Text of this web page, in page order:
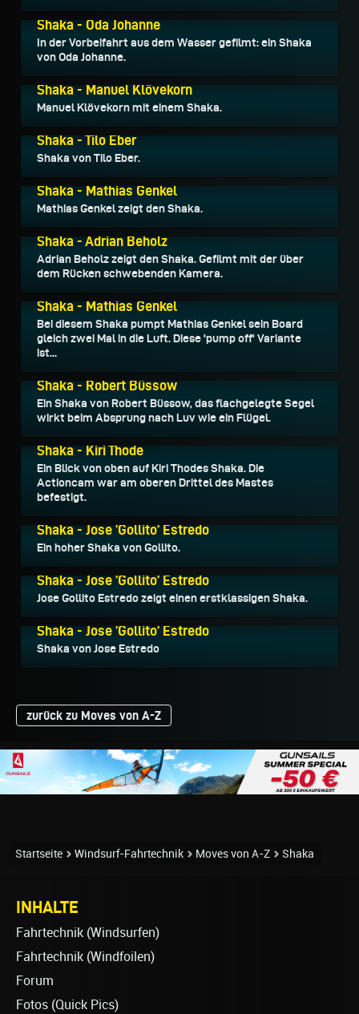
Shaka - Oda Johanne
In der Vorbeifahrt aus dem Wasser gefilmt: ein Shaka
von Oda Johanne.
Shaka - Manuel Klövekorn
Manuel Klövekorn mit einem Shaka.
Shaka - Tilo Eber
Shaka von Tilo Eber.
Shaka - Mathias Genkel
Mathias Genkel zeigt den Shaka.
Shaka - Adrian Beholz
Adrian Beholz zeigt den Shaka. Gefilmt mit der über
dem Rücken schwebenden Kamera.
Shaka - Mathias Genkel
Bei diesem Shaka pumpt Mathias Genkel sein Board
gleich zwei Mal in die Luft. Diese 'pump off' Variante
ist...
Shaka - Robert Büssow
Ein Shaka von Robert Büssow, das flachgelegte Segel
wirkt beim Absprung nach Luv wie ein Flügel.
Shaka - Kiri Thode
Ein Blick von oben auf Kiri Thodes Shaka. Die
Actioncam war am oberen Drittel des Mastes
befestigt.
Shaka - Jose ’Gollito’ Estredo
Ein hoher Shaka von Gollito.
Shaka - Jose ’Gollito’ Estredo
Jose Gollito Estredo zeigt einen erstklassigen Shaka.
Shaka - Jose ’Gollito’ Estredo
Shaka von Jose Estredo
zurück zu Moves von A-Z
Startseite Windsurf-Fahrtechnik Moves von A-Z Shaka
INHALTE
Fahrtechnik (Windsurfen)
Fahrtechnik (Windfoilen)
Forum
Fotos (Quick Pics)